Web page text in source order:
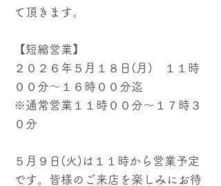
て頂きます。
【短縮営業】
２０２６年５月１８日(月) １１時
００分～１６時００分迄
※通常営業１１時００分～１７時３
０分
５月９日(火)は１１時から営業予定
です。皆様のご来店を楽しみにお待